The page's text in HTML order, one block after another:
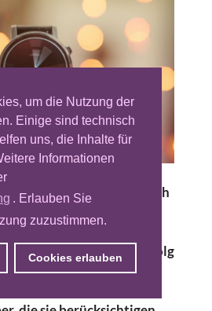
um die Nutzung der
Einige sind technisch
uns, die Inhalte für
Informationen
. Erlauben Sie
zuzustimmen.
Cookies erlauben
Segmentierung als auch
Verifizierung von
immer komplexer und
wichtig für den Erfolg
Die Messdienstleister